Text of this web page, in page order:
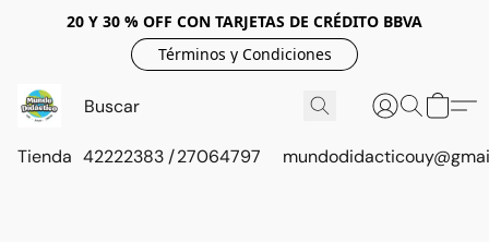
20 Y 30 % OFF CON TARJETAS DE CRÉDITO BBVA
Términos y Condiciones
Tienda 42222383 / 27064797